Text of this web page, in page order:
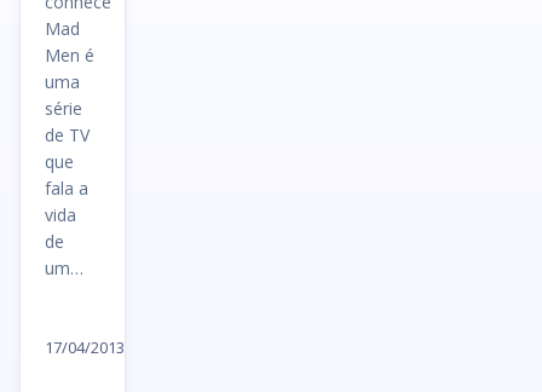
Mad
Men é
uma
série
de TV
que
fala a
vida
de
um…
17/04/2013